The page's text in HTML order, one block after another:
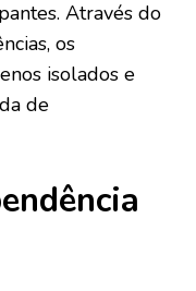
Através do
os
isolados e
de